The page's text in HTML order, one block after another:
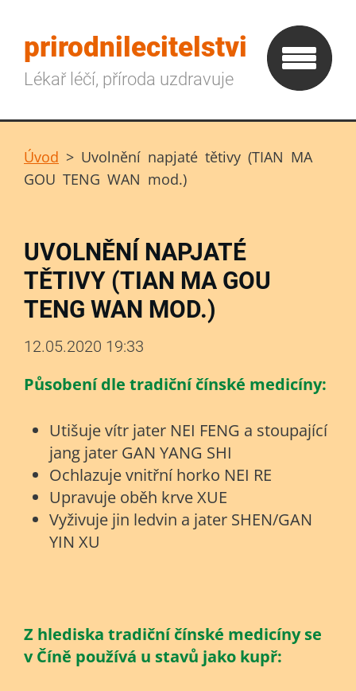
prirodnilecitelstvi
Lékař léčí, příroda uzdravuje
Úvod > Uvolnění napjaté tětivy (TIAN MA
GOU TENG WAN mod.)
UVOLNĚNÍ NAPJATÉ
TĚTIVY (TIAN MA GOU
TENG WAN MOD.)
12.05.2020 19:33
Působení dle tradiční čínské medicíny:
Utišuje vítr jater NEI FENG a stoupající
jang jater GAN YANG SHI
Ochlazuje vnitřní horko NEI RE
Upravuje oběh krve XUE
Vyživuje jin ledvin a jater SHEN/GAN
YIN XU
Z hlediska tradiční čínské medicíny se
v Číně používá u stavů jako kupř: